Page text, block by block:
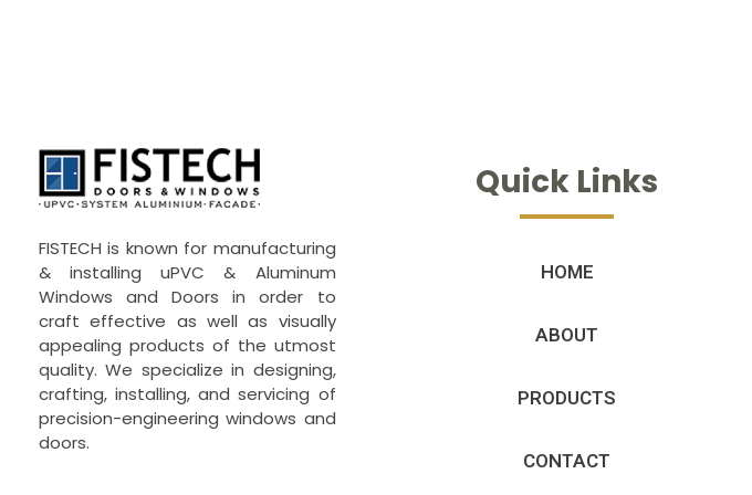
FISTECH is known for manufacturing
& installing uPVC & Aluminum
Windows and Doors in order to
craft effective as well as visually
appealing products of the utmost
quality. We specialize in designing,
crafting, installing, and servicing of
precision-engineering windows and
doors.
Quick Links
HOME
ABOUT
PRODUCTS
CONTACT